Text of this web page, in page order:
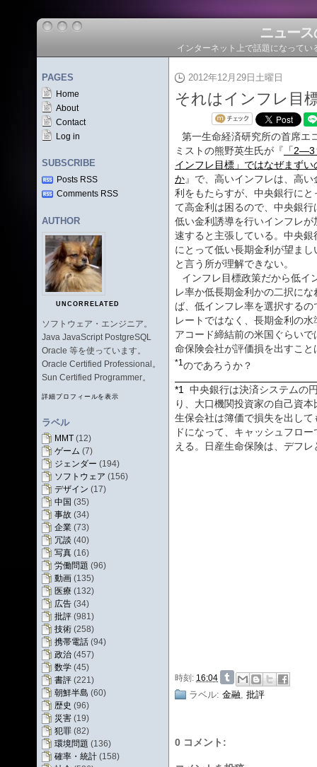
ニュー
インターネット上で話題になって
PAGES
Home
About
Contact
Log in
SUBSCRIBE
Posts RSS
Comments RSS
AUTHOR
UNCORRELATED
ソフトウェア・エンジニア。
Java JavaScript PostgreSQL
Oracle 等を使っています。
Oracle Certified Professional。
Sun Certified Programmer。
詳細プロフィールを表示
ラベル
MMT (12)
ゲーム (7)
ジェンダー (194)
ソフトウェア (156)
デザイン (17)
中国 (35)
事故 (34)
企業 (73)
冗談 (40)
写真 (16)
労働問題 (96)
動画 (135)
医療 (132)
広告 (34)
批評 (981)
技術 (258)
携帯電話 (94)
政治 (457)
数学 (45)
書評 (221)
朝鮮半島 (60)
歴史 (96)
災害 (19)
犯罪 (82)
環境問題 (136)
確率・統計 (158)
2012年12月29日土曜日
それはインフレ目
第一生命経済研究所の首席エ
ミストの熊野英生氏が『 「2―3
インフレ目標」ではなぜまずい
か』で、高いインフレは、高い
利をもたらすが、中央銀行にと
て高金利は困るので、中央銀行
低い金利誘導を行いインフレが
速すると主張している。中央銀
にとって低い長期金利が望まし
と言う所が理解できない。
インフレ目標政策だから低イ
レ率か低長期金利かの二択にな
ば、低インフレ率を選択する
レートではなく、長期金利の
アコード締結前の米国ぐらい
命保険会社が評価損を出すこ
*1のであろうか？
*1 中央銀行は決済システムの
り、大口機関投資家の自己資
生保会社は簿価で損失を出し
ドになって、キャッシュフロ
える。日産生命保険は、デフ
時刻: 16:04
ラベル: 金融 批評
0 コメント: